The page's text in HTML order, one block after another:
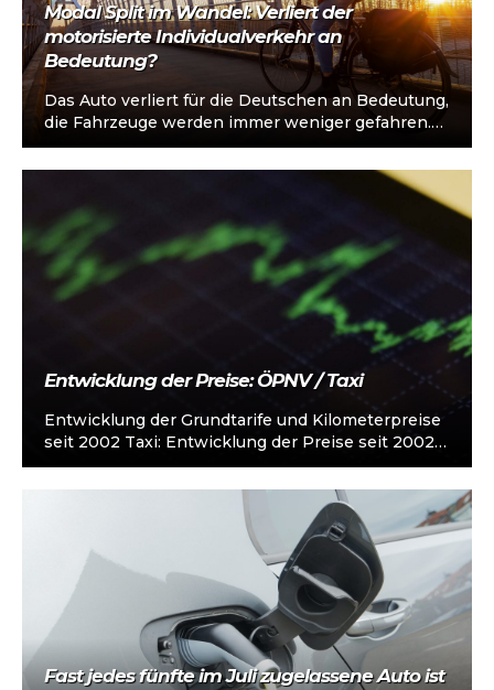
Modal Split im Wandel: Verliert der
motorisierte Individualverkehr an
Bedeutung?
Das Auto verliert für die Deutschen an Bedeutung,
die Fahrzeuge werden immer weniger gefahren.
Zwischen 2013 und 2023 sank der…
Entwicklung der Preise: ÖPNV / Taxi
Entwicklung der Grundtarife und Kilometerpreise
seit 2002 Taxi: Entwicklung der Preise seit 2002
für eine 12Km-Standardstrecke
ÖPNV: Entwicklung der Preise seit 2002…
Fast jedes fünfte im Juli zugelassene Auto ist